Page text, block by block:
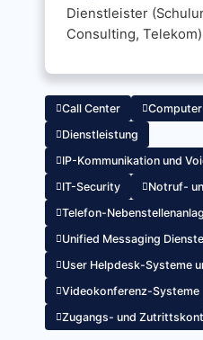
Dienstleister
Consulting,
Call Center
Dienstleistung
IP-Kommunikation und
IT-Security
Notruf-
Telefon-
Unified Messaging Dienste
User Helpdesk-Systeme
Videokonferenz-Systeme
Zugangs- und